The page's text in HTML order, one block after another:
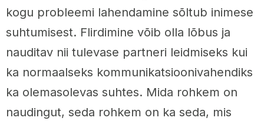
kogu probleemi lahendamine sõltub inimese
suhtumisest. Flirdimine võib olla lõbus ja
nauditav nii tulevase partneri leidmiseks kui
ka normaalseks kommunikatsioonivahendiks
ka olemasolevas suhtes. Mida rohkem on
naudingut, seda rohkem on ka seda, mis